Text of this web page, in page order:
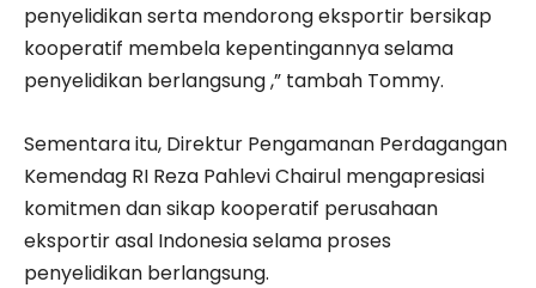
penyelidikan serta mendorong eksportir bersikap
kooperatif membela kepentingannya selama
penyelidikan berlangsung ,” tambah Tommy.
Sementara itu, Direktur Pengamanan Perdagangan
Kemendag RI Reza Pahlevi Chairul mengapresiasi
komitmen dan sikap kooperatif perusahaan
eksportir asal Indonesia selama proses
penyelidikan berlangsung.